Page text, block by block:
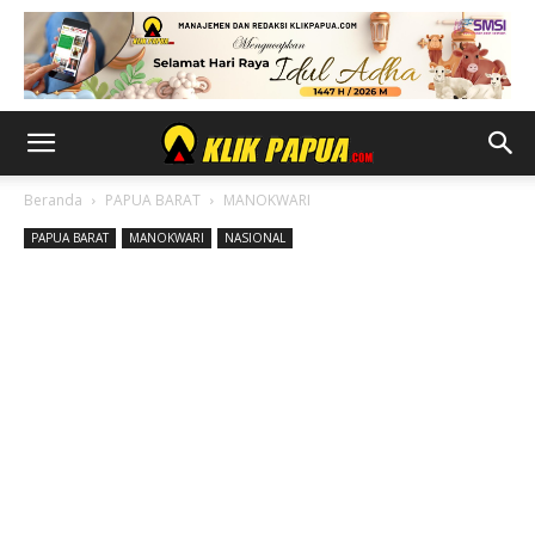
Beranda PAPUA BARAT MANOKWARI
PAPUA BARAT MANOKWARI NASIONAL